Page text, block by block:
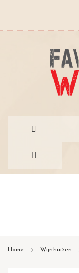
Home Wijnhuizen